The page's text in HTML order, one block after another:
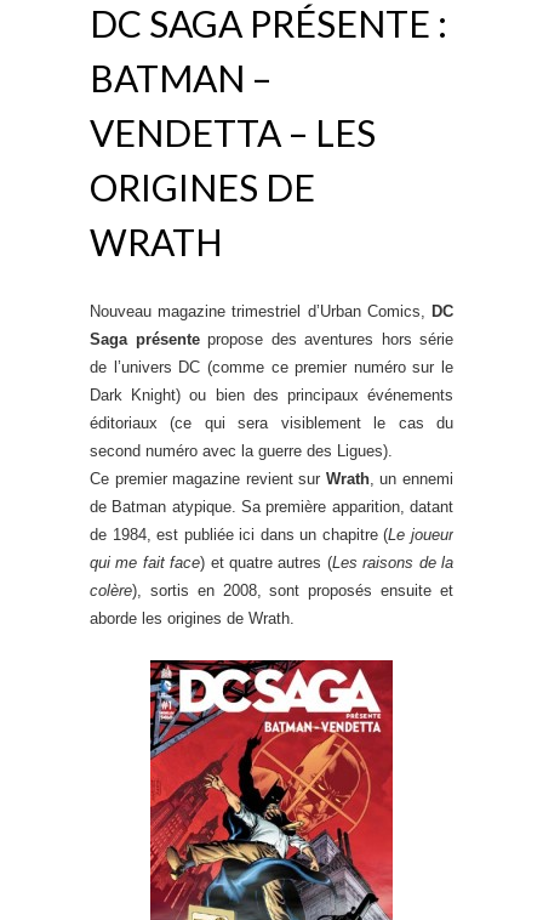
DC SAGA PRÉSENTE :
BATMAN –
VENDETTA – LES
ORIGINES DE
WRATH
Nouveau magazine trimestriel d’Urban Comics, DC
Saga présentepropose des aventures hors série
de l’univers DC (comme ce premier numéro sur le
Dark Knight) ou bien des principaux événements
éditoriaux (ce qui sera visiblement le cas du
second numéro avec la guerre des Ligues).
Ce premier magazine revient sur Wrath, un ennemi
de Batman atypique. Sa première apparition, datant
de 1984, est publiée ici dans un chapitre (Le joueur
qui me fait face) et quatre autres (Les raisons de la
colère), sortis en 2008, sont proposés ensuite et
aborde les origines de Wrath.